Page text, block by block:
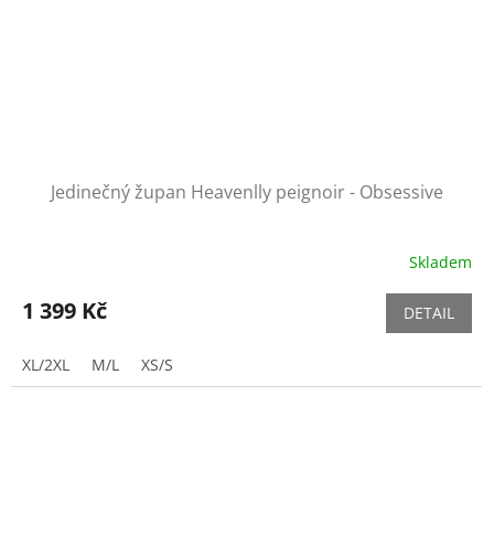
Jedinečný župan Heavenlly peignoir - Obsessive
Skladem
1 399 Kč DETAIL
XL/2XL M/L XS/S